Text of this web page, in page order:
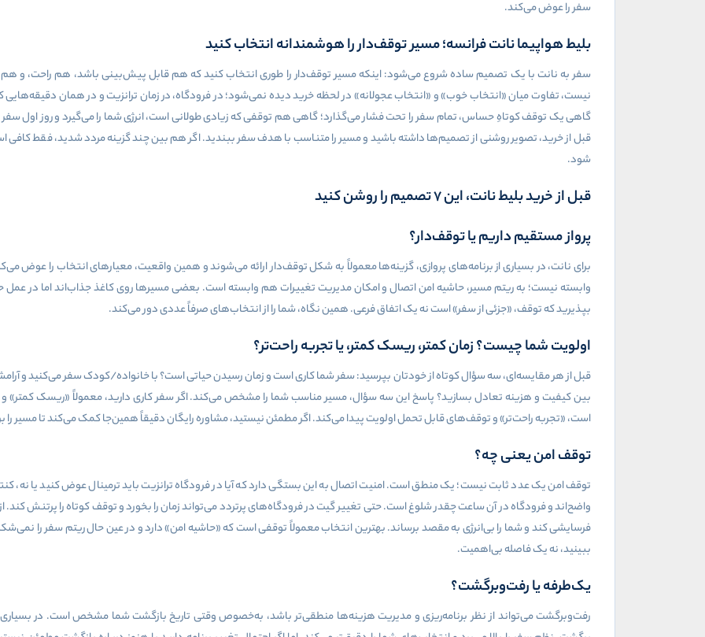
سفر را عوض می‌کند.
بلیط هواپیما نانت فرانسه؛ مسیر توقف‌دار را هوشمندانه انتخاب کنید
سفر به نانت با یک تصمیم ساده شروع می‌شود: اینکه مسیر توقف‌دار را طوری انتخاب کنید که هم قابل پیش‌بینی باشد، هم راحت، و
نیست، تفاوت میان «انتخاب خوب» و «انتخاب عجولانه» در لحظه خرید دیده نمی‌شود؛ در فرودگاه، در زمان ترانزیت و در همان
گاهی یک توقف کوتاهِ حساس، تمام سفر را تحت فشار می‌گذارد؛ گاهی هم توقفی که زیادی طولانی است، انرژی شما را می‌گیرد و روز اول
قبل از خرید، تصویر روشنی از تصمیم‌ها داشته باشید و مسیر را متناسب با هدف سفر ببندید. اگر هم بین چند گزینه مردد شدید، فقط کافی
شود.
قبل از خرید بلیط نانت، این ۷ تصمیم را روشن کنید
پرواز مستقیم داریم یا توقف‌دار؟
برای نانت، در بسیاری از برنامه‌های پروازی، گزینه‌ها معمولاً به شکل توقف‌دار ارائه می‌شوند و همین واقعیت، معیارهای انتخاب را
وابسته نیست؛ به ریتم مسیر، حاشیه امن اتصال و امکان مدیریت تغییرات هم وابسته است. بعضی مسیرها روی کاغذ جذاب‌اند اما در عمل
بپذیرید که توقف، «جزئی از سفر» است نه یک اتفاق فرعی. همین نگاه، شما را از انتخاب‌های صرفاً عددی دور می‌کند.
اولویت شما چیست؟ زمان کمتر، ریسک کمتر، یا تجربه راحت‌تر؟
قبل از هر مقایسه‌ای، سه سؤال کوتاه از خودتان بپرسید: سفر شما کاری است و زمان رسیدن حیاتی است؟ با خانواده/کودک سفر می‌کنید و
بین کیفیت و هزینه تعادل بسازید؟ پاسخ این سه سؤال، مسیر مناسب شما را مشخص می‌کند. اگر سفر کاری دارید، معمولاً «ریسک کمتر»
است، «تجربه راحت‌تر» و توقف‌های قابل تحمل اولویت پیدا می‌کند. اگر مطمئن نیستید، مشاوره رایگان دقیقاً همین‌جا کمک می‌کند تا مسیر
توقف امن یعنی چه؟
توقف امن یک عدد ثابت نیست؛ یک منطق است. امنیت اتصال به این بستگی دارد که آیا در فرودگاه ترانزیت باید ترمینال عوض کنید یا نه،
واضح‌اند و فرودگاه در آن ساعت چقدر شلوغ است. حتی تغییر گیت در فرودگاه‌های پرتردد می‌تواند زمان را بخورد و توقف کوتاه را پرتنش
فرسایشی کند و شما را بی‌انرژی به مقصد برساند. بهترین انتخاب معمولاً توقفی است که «حاشیه امن» دارد و در عین حال ریتم سفر را
ببینید، نه یک فاصله بی‌اهمیت.
یک‌طرفه یا رفت‌وبرگشت؟
رفت‌وبرگشت می‌تواند از نظر برنامه‌ریزی و مدیریت هزینه‌ها منطقی‌تر باشد، به‌خصوص وقتی تاریخ بازگشت شما مشخص است. در بسیاری